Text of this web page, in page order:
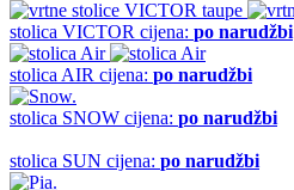
stolica VICTOR cijena: po narudžbi
stolica AIR cijena: po narudžbi
stolica SNOW cijena: po narudžbi
stolica SUN cijena: po narudžbi